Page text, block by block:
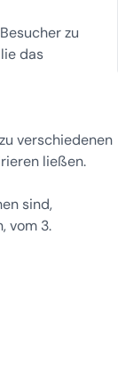
zu
das
verschiedenen
ließen.
sind,
vom 3.